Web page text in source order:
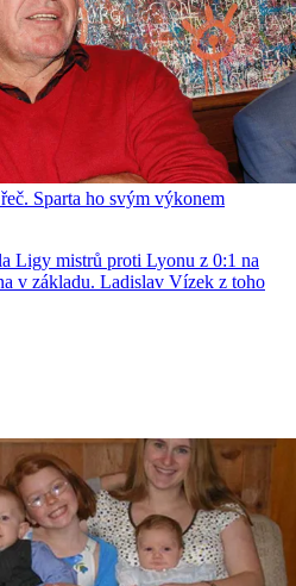
Sparta ho svým výkonem
Ligy mistrů proti Lyonu z 0:1 na
v základu. Ladislav Vízek z toho